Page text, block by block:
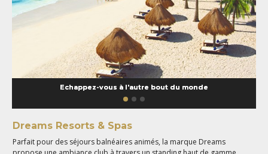
Echappez-vous à l'autre bout du monde
Dreams Resorts & Spas
Parfait pour des séjours balnéaires animés, la marque Dreams